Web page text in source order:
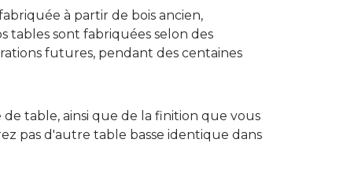
à partir de bois ancien,
tables sont fabriquées selon des
futures, pendant des centaines
table, ainsi que de la finition que vous
pas d'autre table basse identique dans